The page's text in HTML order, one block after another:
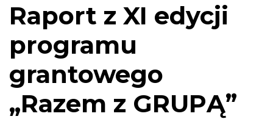
Raport z XI edycji
programu
grantowego
„Razem z GRUPĄ”